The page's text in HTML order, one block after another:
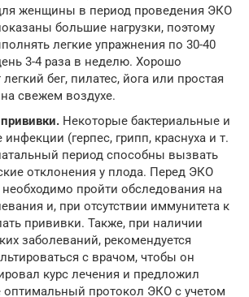
женщины в период проведения ЭКО
большие нагрузки, поэтому
легкие упражнения по 30-40
3-4 раза в неделю. Хорошо
бег, пилатес, йога или простая
на свежем воздухе.
Некоторые бактериальные и
(герпес, грипп, краснуха и т.
период способны вызвать
отклонения у плода. Перед ЭКО
пройти обследования на
и, при отсутствии иммунитета к
прививки. Также, при наличии
заболеваний, рекомендуется
с врачом, чтобы он
курс лечения и предложил
оптимальный протокол ЭКО с учетом